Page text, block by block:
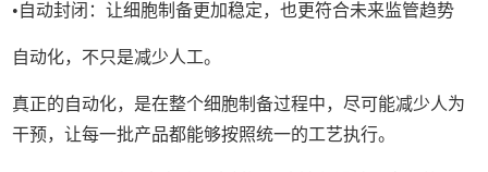
•自动封闭：让细胞制备更加稳定，也更符合未来监管趋势
自动化，不只是减少人工。
真正的自动化，是在整个细胞制备过程中，尽可能减少人为
干预，让每一批产品都能够按照统一的工艺执行。